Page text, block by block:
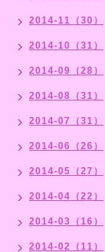
2014-11（30）
2014-10（31）
2014-09（28）
2014-08（31）
2014-07（31）
2014-06（26）
2014-05（27）
2014-04（22）
2014-03（16）
2014-02（11）